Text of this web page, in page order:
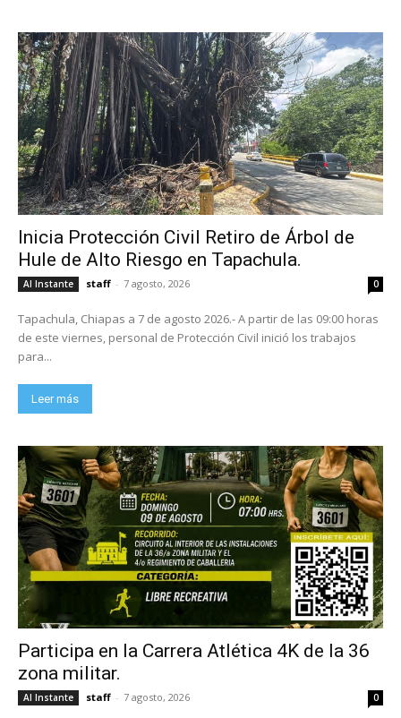
Inicia Protección Civil Retiro de Árbol de
Hule de Alto Riesgo en Tapachula.
Al Instante staff - 7 agosto, 2026 0
Tapachula, Chiapas a 7 de agosto 2026.- A partir de las 09:00 horas
de este viernes, personal de Protección Civil inició los trabajos
para...
Leer más
Participa en la Carrera Atlética 4K de la 36
zona militar.
Al Instante staff - 7 agosto, 2026 0